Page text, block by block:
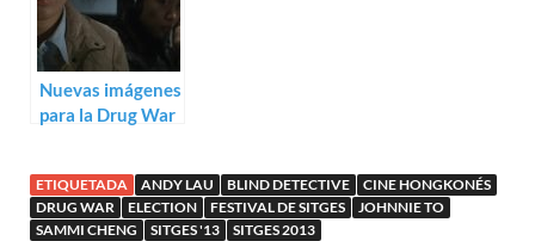
Nuevas imágenes
para la Drug War
ETIQUETADA ANDY LAU BLIND DETECTIVE
CINE HONGKONÉS
DRUG WAR
ELECTION FESTIVAL DE SITGES
JOHNNIE TO
SAMMI CHENG
SITGES '13 SITGES 2013